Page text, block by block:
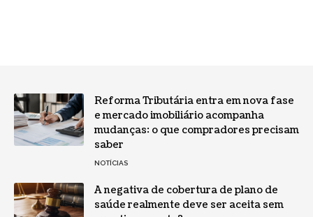
Reforma Tributária entra em nova fase
e mercado imobiliário acompanha
mudanças: o que compradores precisam
saber
NOTÍCIAS
A negativa de cobertura de plano de
saúde realmente deve ser aceita sem